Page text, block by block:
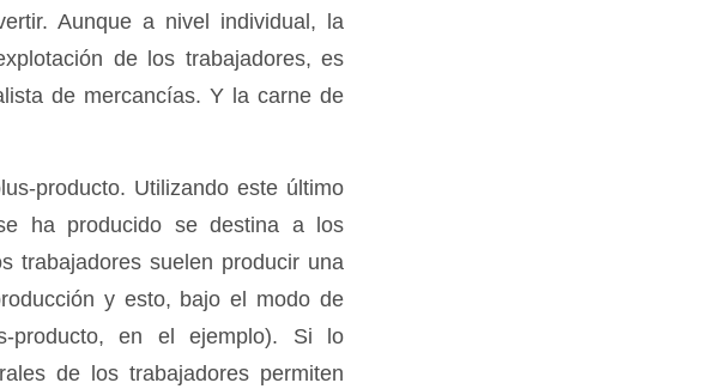
Aunque a nivel individual, la
de los trabajadores, es
de mercancías. Y la carne de
producto. Utilizando este último
ha producido se destina a los
trabajadores suelen producir una
y esto, bajo el modo de
producto, en el ejemplo). Si lo
de los trabajadores permiten